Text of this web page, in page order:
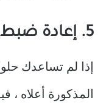
5. إعادة ضبط إعدادات الشبكة
إذا لم تساعدك
المذكورة أعلاه ،